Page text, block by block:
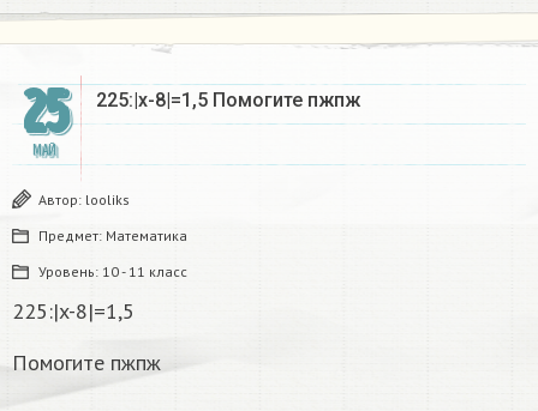
25
МАЙ
225:|x-8|=1,5 Помогите пжпж
Автор: looliks
Предмет: Математика
Уровень: 10 - 11 класс
225:|x-8|=1,5
Помогите пжпж